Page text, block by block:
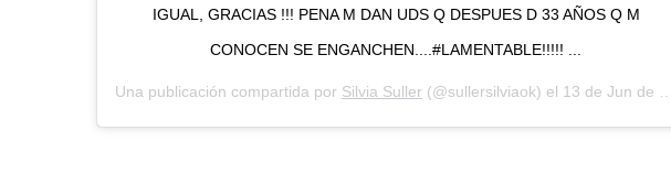
IGUAL, GRACIAS !!! PENA M DAN UDS Q DESPUES D 33 AÑOS Q M
CONOCEN SE ENGANCHEN....#LAMENTABLE!!!!! ...
Una publicación compartida por Silvia Suller (@sullersilviaok) el 13 de Jun de 2019 a las 12:04 PDT